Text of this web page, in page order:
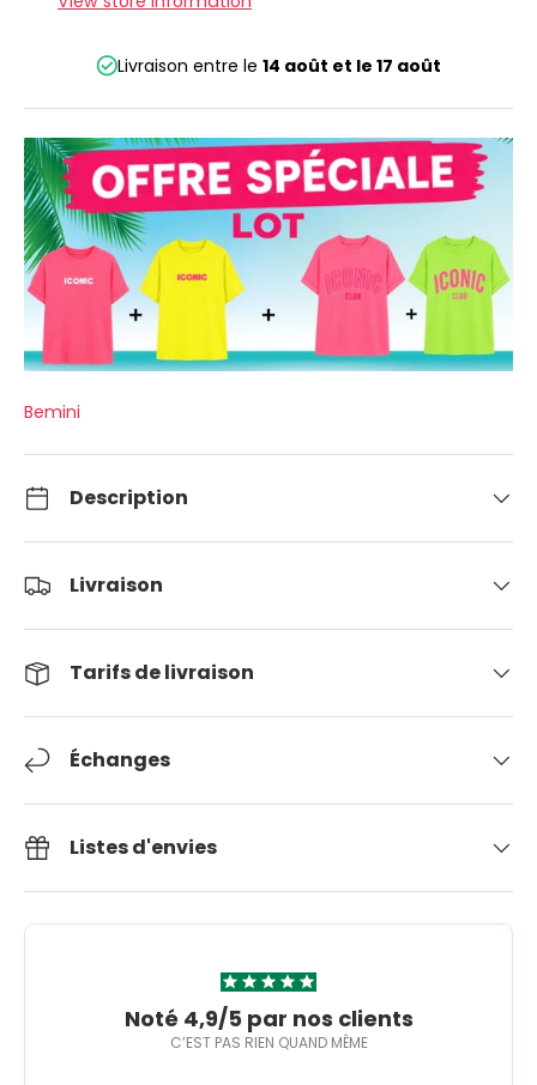
Livraison entre le 14 août et le 17 août
Bemini
Description
Livraison
Tarifs de livraison
Échanges
Listes d'envies
Noté 4,9/5 par nos clients
C’EST PAS RIEN QUAND MÊME